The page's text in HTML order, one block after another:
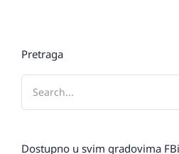
Pretraga
Dostupno u svim gradovima